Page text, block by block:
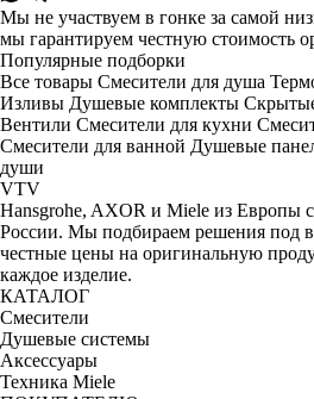
Мы не участвуем в гонке за самой
мы гарантируем честную стоимость
Популярные подборки
Все товары Смесители для душа
Изливы Душевые комплекты
Вентили Смесители для кухни
Смесители для ванной Душевые
души
VTV
Hansgrohe, AXOR и Miele из Европы
России. Мы подбираем решения под
честные цены на оригинальную
каждое изделие.
КАТАЛОГ
Смесители
Душевые системы
Аксессуары
Техника Miele